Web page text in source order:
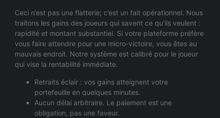
Ceci n’est pas une flatterie; c’est un fait opérationnel. Nous
traitons les gains des joueurs qui savent ce qu’ils veulent :
rapidité et montant substantiel. Si votre plateforme préfère
vous faire attendre pour une micro-victoire, vous êtes au
mauvais endroit. Notre système est calibré pour le joueur
qui vise la rentabilité immédiate.
Retraits éclair : vos gains atteignent votre
portefeuille en quelques minutes.
Aucun délai arbitraire. Le paiement est une
obligation, pas une faveur.